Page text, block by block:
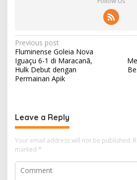
P
o
s
a
v
i
g
a
Previous post
Fluminense Goleia Nova
Iguaçu 6-1 di Maracanã,
Hulk Debut dengan
Permainan Apik
Leave a Reply
Your email address will not be published.
marked *